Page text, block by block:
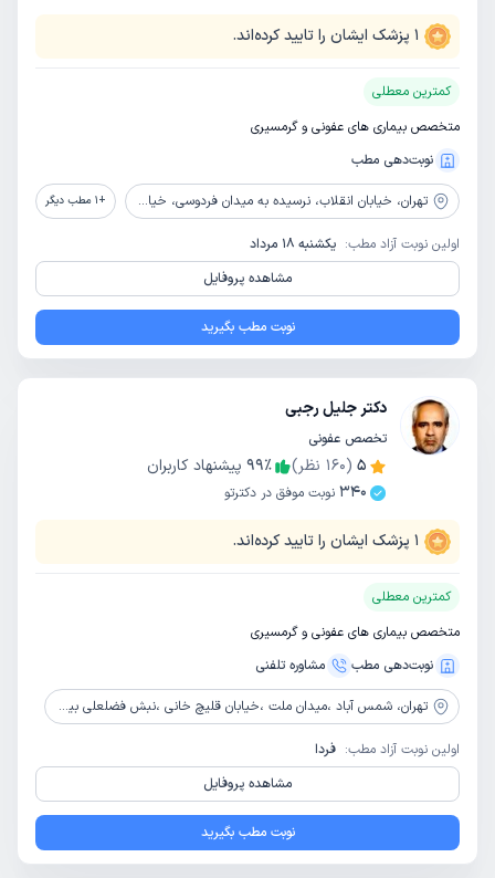
1 پزشک ایشان را تایید کرده‌اند.
کمترین معطلی
متخصص بیماری های عفونی و گرمسیری
نوبت‌دهی مطب
تهران، خیابان انقلاب، نرسیده به میدان فردوسی، خیابان پارس، بیمارستان موقوفه فاضل عراقی +
1 مطب دیگر
اولین نوبت آزاد مطب: یکشنبه 18 مرداد
مشاهده پروفایل
نوبت مطب بگیرید
دکتر جلیل رجبی
تخصص عفونی
5
(
160 نظر) 99٪
پیشنهاد کاربران
340 نوبت موفق در دکترتو
1 پزشک ایشان را تایید کرده‌اند.
کمترین معطلی
متخصص بیماری های عفونی و گرمسیری
نوبت‌دهی مطب
مشاوره‌ تلفنی
تهران، شمس آباد ،میدان ملت ،خیابان قلیچ خانی ،نبش فضلعلی بیک ،ساختمان شماره 104، طبقه 4 جنوبی ،واحد 404
اولین نوبت آزاد مطب: فردا
مشاهده پروفایل
نوبت مطب بگیرید